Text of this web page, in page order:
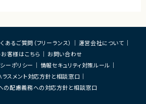
■募集背景
ス開発を加速するため、企画
で一気通貫でリードいただけ
■担当工程
企画、要件定義、仕様策定、設
ト、リリース、運用改善
あるご質問（フリーランス）
運営会社について
客様はこちら
お問い合わせ
ーポリシー
情報セキュリティ対策ルール
スメント対応方針と相談窓口
の配慮義務への対応方針と相談窓口